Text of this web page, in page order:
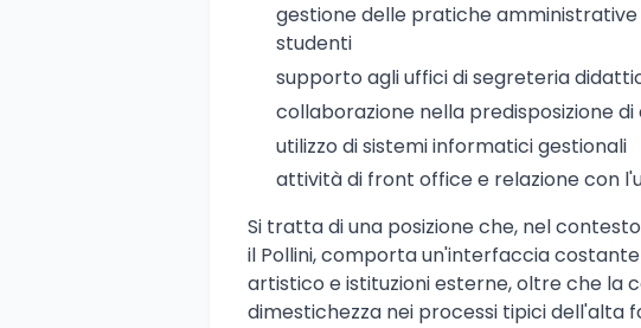
gestione delle pratiche
studenti
supporto agli uffici di segreteria
collaborazione nella predisposizione
utilizzo di sistemi informatici gestionali
attività di front office e relazione con
Si tratta di una posizione che, nel
il Pollini, comporta un'interfaccia
artistico e istituzioni esterne, oltre che la
dimestichezza nei processi tipici dell'alta